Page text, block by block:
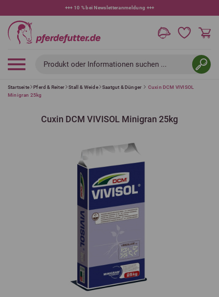
+++ 10 % bei Newsletteranmeldung +++
Produkt oder Informationen suchen ...
Startseite Pferd & Reiter Stall & Weide Saatgut & Dünger
Cuxin DCM VIVISOL
Minigran 25kg
Cuxin DCM VIVISOL Minigran 25kg